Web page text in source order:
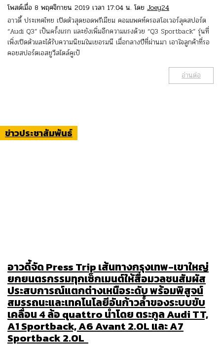
โพสต์เมื่อ 8 พฤศจิกายน 2019 เวลา 17:04 น. โดย Joey24
อาวดี้ ประเทศไทย เปิดตัวสุดยอดพรีเมียม คอมแพคท์ครอสโอเวอร์ลุคสปอร์ต
“Audi Q3” เป็นครั้งแรก และยังเพิ่มอีกความแรงด้วย “Q3 Sportback” รุ่นที่
เพิ่งเปิดตัวและได้รับความนิยมในเยอรมนี เมื่อกลางปีที่ผ่านมา เอาใจลูกค้าที่รอ
คอยสปอร์ตเอสยูวีสไตล์คูเป้
อ่านต่อ
ข่าวประชาสัมพันธ์
อาวดี้จัด Press Trip เส้นทางกรุงเทพ-เขาใหญ่
ยกยนตรกรรมทุกเซ็กเมนต์ให้สื่อมวลชนสัมผัส
ประสบการณ์แตกต่างเหนือระดับ พร้อมพิสูจน์
สมรรถนะและเทคโนโลยีอันก้าวล้ำของระบบขับ
เคลื่อน 4 ล้อ quattro นำโดย ตระกูล Audi TT,
A1 Sportback, A6 Avant 2.0L และ A7
Sportback 2.0L